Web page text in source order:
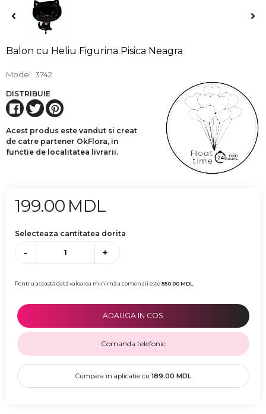
Balon cu Heliu Figurina Pisica Neagra
Model 3742
DISTRIBUIE
Acest produs este vandut si creat
de catre partener OkFlora, in
functie de localitatea livrarii.
199.00 MDL
Selecteaza cantitatea dorita
- +
Pentru această dată valoarea minimă a comenzii este550.00MDL
ADAUGA IN COS
Comanda telefonic
Cumpara in aplicatie cu 189.00 MDL